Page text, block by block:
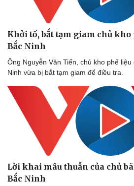
Khởi tố, bắt tạm giam chủ kho
Bắc Ninh
Ông Nguyễn Văn Tiến, chủ kho phế
Ninh vừa bị bắt tạm giam để điều tra.
Lời khai mâu thuẫn của chủ
Bắc Ninh